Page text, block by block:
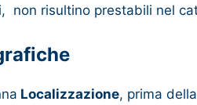
non risultino prestabili nel
Localizzazione, prima